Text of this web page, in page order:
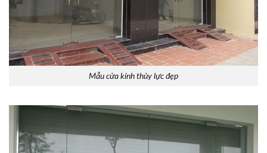
Mẫu cửa kính thủy lực đẹp